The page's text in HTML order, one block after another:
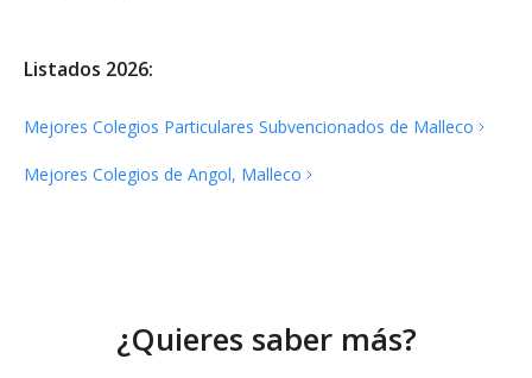
Listados 2026:
Mejores Colegios Particulares Subvencionados de Malleco
Mejores Colegios de Angol, Malleco
¿Quieres saber más?